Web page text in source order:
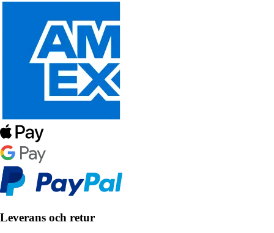
Leverans och retur